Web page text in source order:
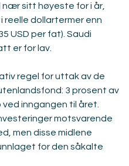
nær sitt høyeste for i år,
reelle dollartermer enn
USD per fat). Saudi
er for lav.
regel for uttak av de
3 prosent av
inngangen til året.
motsvarende
men disse midlene
for den såkalte